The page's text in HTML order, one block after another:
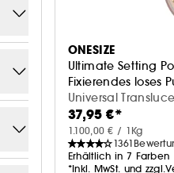
ONESIZE
Ultimate Setting
Fixierendes loses
Universal
37,95 €*
1.100,00 € / 1Kg
1361
Erhältlich in 7 Farben
*Inkl. MwSt. und